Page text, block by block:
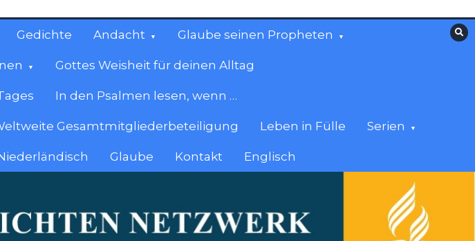
Gedichte Andacht Glaube seinen Propheten
Gottes Weisheit für deinen Alltag
In den Psalmen lesen, wenn …
Gesamtmitgliederbeteiligung Leben in Fülle Serien
Glaube Kontakt Englisch